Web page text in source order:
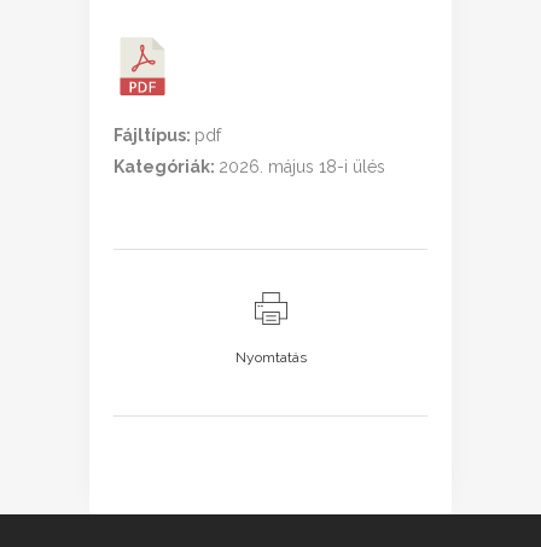
Fájltípus: pdf
Kategóriák: 2026. május 18-i ülés
Nyomtatás